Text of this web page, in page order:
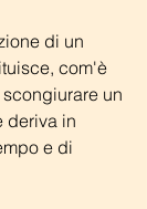
di un
com'è
un
deriva in
e di